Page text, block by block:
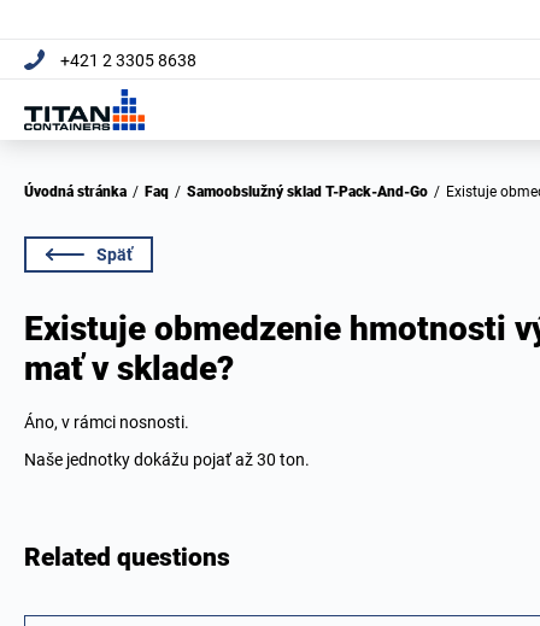
+421 2 3305 8638
Úvodná stránka / Faq / Samoobslužný sklad T-Pack-And-Go / Existuje
Späť
Existuje obmedzenie hmotnosti
mať v sklade?
Áno, v rámci nosnosti.
Naše jednotky dokážu pojať až 30 ton.
Related questions